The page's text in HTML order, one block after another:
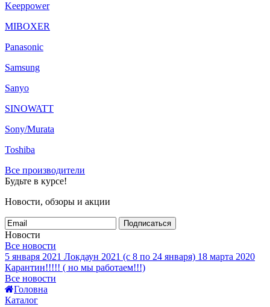
Keeppower
MIBOXER
Panasonic
Samsung
Sanyo
SINOWATT
Sony/Murata
Toshiba
Все производители
Будьте в курсе!
Новости, обзоры и акции
Подписаться
Новости
Все новости
5 января 2021 Локдаун 2021 (с 8 по 24 января) 18 марта 2020
Карантин!!!!! ( но мы работаем!!!)
Все новости
Головна
Каталог